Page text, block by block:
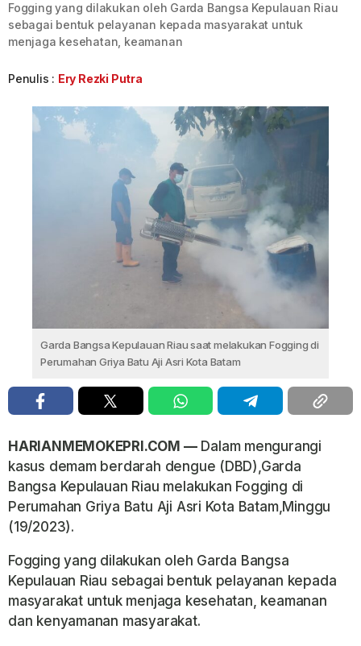
Fogging yang dilakukan oleh Garda Bangsa Kepulauan Riau
sebagai bentuk pelayanan kepada masyarakat untuk
menjaga kesehatan, keamanan
Penulis : Ery Rezki Putra
Garda Bangsa Kepulauan Riau saat melakukan Fogging di
Perumahan Griya Batu Aji Asri Kota Batam
HARIANMEMOKEPRI.COM —Dalam mengurangi
kasus demam berdarah dengue (DBD),Garda
Bangsa Kepulauan Riau melakukan Fogging di
Perumahan Griya Batu Aji Asri Kota Batam,Minggu
(19/2023).
Fogging yang dilakukan oleh Garda Bangsa
Kepulauan Riau sebagai bentuk pelayanan kepada
masyarakat untuk menjaga kesehatan, keamanan
dan kenyamanan masyarakat.